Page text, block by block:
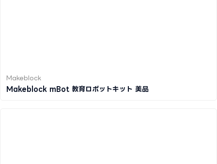
Makeblock
Makeblock mBot 教育ロボットキット 美品